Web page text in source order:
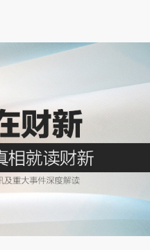
下子宣布全年，还是让人吃了一
据疫情状况不断评估和调整；
辅导。
关于大学复课的指导意见，各
新路子，听听舆论反馈，以为
，也许不少大学会跟上。只是